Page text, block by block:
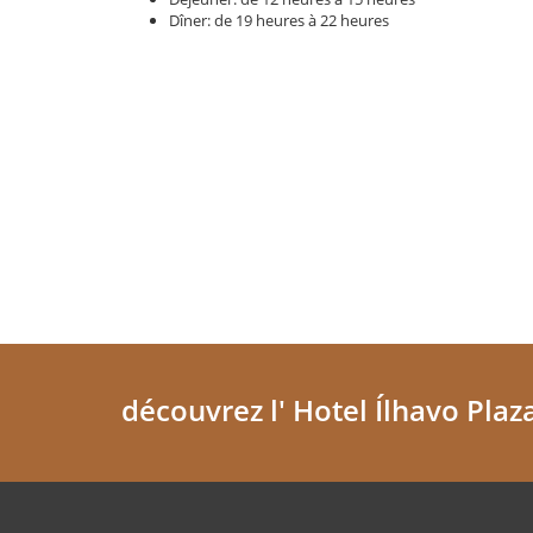
Dîner: de 19 heures à 22 heures
découvrez l' Hotel Ílhavo